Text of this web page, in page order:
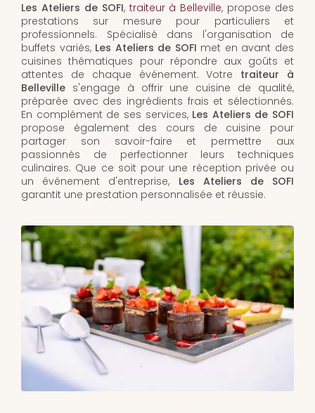
Les Ateliers de SOFI, traiteur à Belleville, propose des
prestations sur mesure pour particuliers et
professionnels. Spécialisé dans l'organisation de
buffets variés, Les Ateliers de SOFI met en avant des
cuisines thématiques pour répondre aux goûts et
attentes de chaque événement. Votre traiteur à
Belleville s'engage à offrir une cuisine de qualité,
préparée avec des ingrédients frais et sélectionnés.
En complément de ses services, Les Ateliers de SOFI
propose également des cours de cuisine pour
partager son savoir-faire et permettre aux
passionnés de perfectionner leurs techniques
culinaires. Que ce soit pour une réception privée ou
un événement d'entreprise, Les Ateliers de SOFI
garantit une prestation personnalisée et réussie.